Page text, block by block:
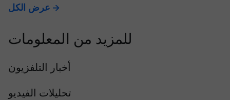
عرض الكل
للمزيد من المعلومات
أخبار التلفزيون
تحليلات الفيديو